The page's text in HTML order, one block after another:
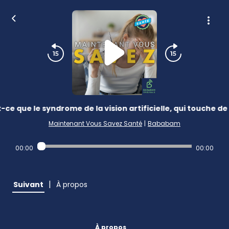
que le syndrome de la vision artificielle, qui touche de
Maintenant Vous Savez Santé | Bababam
00:00 00:00
Suivant | À propos
À propos